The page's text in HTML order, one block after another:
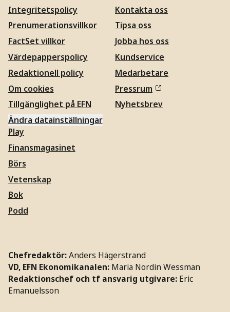
Integritetspolicy
Prenumerationsvillkor
FactSet villkor
Värdepapperspolicy
Redaktionell policy
Om cookies
Tillgänglighet på EFN
Ändra datainställningar
Kontakta oss
Tipsa oss
Jobba hos oss
Kundservice
Medarbetare
Pressrum
Nyhetsbrev
Play
Finansmagasinet
Börs
Vetenskap
Bok
Podd
Chefredaktör:Anders Hägerstrand
VD, EFN Ekonomikanalen: Maria Nordin Wessman
Redaktionschef och tf ansvarig utgivare: Eric
Emanuelsson